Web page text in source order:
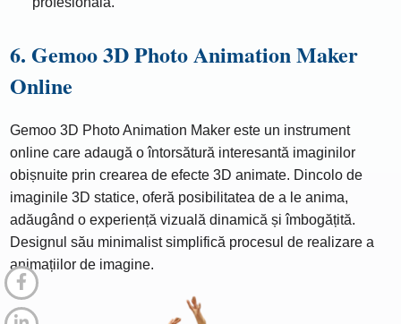
6. Gemoo 3D Photo Animation Maker
Online
Gemoo 3D Photo Animation Maker este un instrument
online care adaugă o întorsătură interesantă imaginilor
obișnuite prin crearea de efecte 3D animate. Dincolo de
imaginile 3D statice, oferă posibilitatea de a le anima,
adăugând o experiență vizuală dinamică și îmbogățită.
Designul său minimalist simplifică procesul de realizare a
animațiilor de imagine.